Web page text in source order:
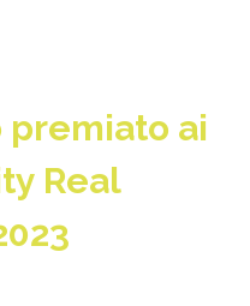
premiato ai
Real